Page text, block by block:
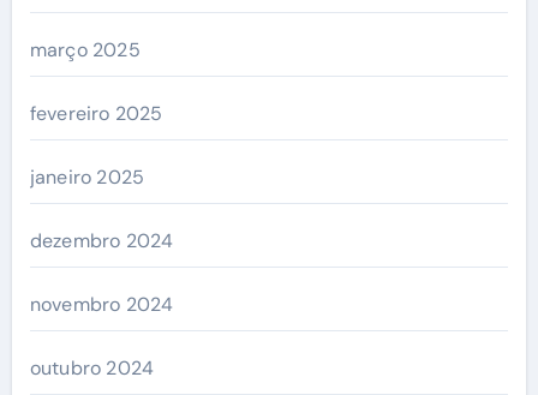
março 2025
fevereiro 2025
janeiro 2025
dezembro 2024
novembro 2024
outubro 2024